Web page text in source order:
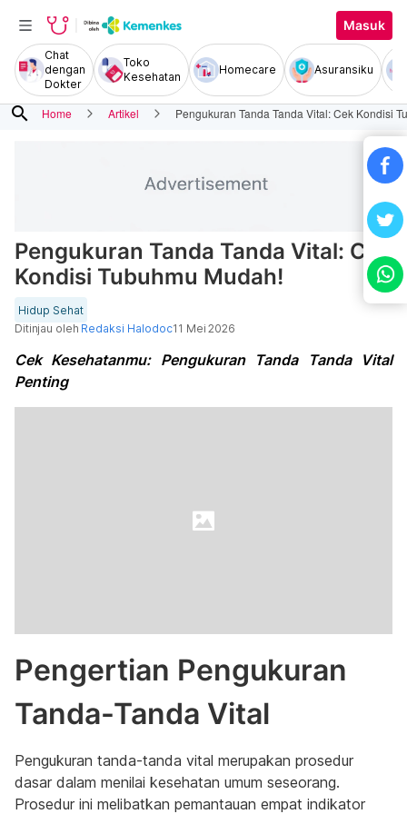
Masuk
Chat
dengan
Dokter
Toko
Kesehatan
Homecare Asuransiku
search Home Artikel Pengukuran Tanda Tanda Vital: Cek Kondisi
Pengukuran Tanda Tanda Vital: Cek
Kondisi Tubuhmu Mudah!
Hidup Sehat
Ditinjau oleh Redaksi Halodoc11 Mei 2026
Cek Kesehatanmu: Pengukuran Tanda Tanda Vital
Penting
Pengertian Pengukuran
Tanda-Tanda Vital
Pengukuran tanda-tanda vital merupakan prosedur
dasar dalam menilai kesehatan umum seseorang.
Prosedur ini melibatkan pemantauan empat indikator